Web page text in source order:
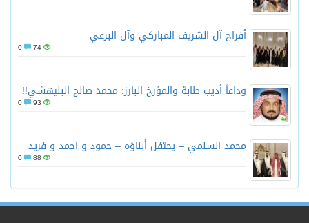
أفراح آل الشريف المباركي وآل البرعي
74
وداعاً أديب طابة والمؤرخ البارز: محمد صالح البليهشي!!
93
محمد السلمي – يحتفل أبناؤه – حمود و احمد و فريد
88